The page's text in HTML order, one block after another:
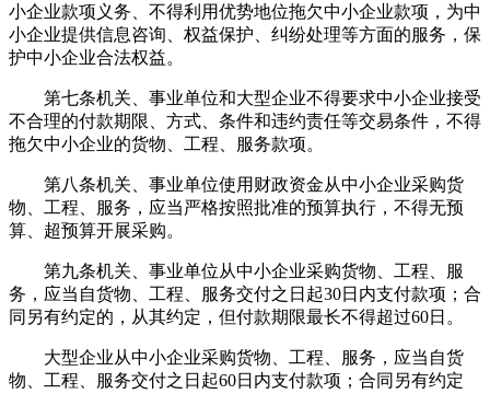
小企业款项义务、不得利用优势地位拖欠中小企业款项，为中
小企业提供信息咨询、权益保护、纠纷处理等方面的服务，保
护中小企业合法权益。
第七条机关、事业单位和大型企业不得要求中小企业接受
不合理的付款期限、方式、条件和违约责任等交易条件，不得
拖欠中小企业的货物、工程、服务款项。
第八条机关、事业单位使用财政资金从中小企业采购货
物、工程、服务，应当严格按照批准的预算执行，不得无预
算、超预算开展采购。
第九条机关、事业单位从中小企业采购货物、工程、服
务，应当自货物、工程、服务交付之日起30日内支付款项；合
同另有约定的，从其约定，但付款期限最长不得超过60日。
大型企业从中小企业采购货物、工程、服务，应当自货
物、工程、服务交付之日起60日内支付款项；合同另有约定